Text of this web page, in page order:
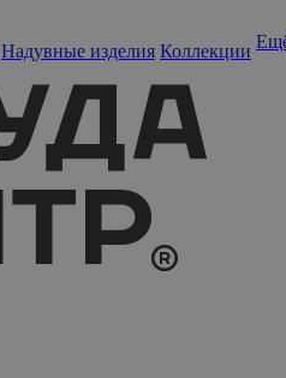
Надувные изделия Коллекции